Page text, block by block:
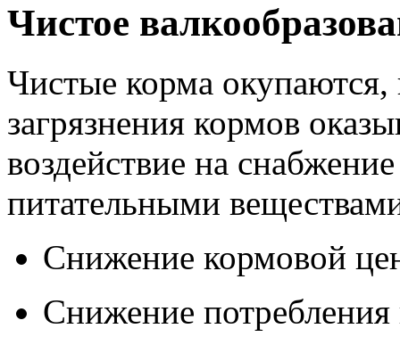
Чистое
Чистые корма
загрязнения кормов
воздействие на
питательными
Снижение кормовой
Снижение